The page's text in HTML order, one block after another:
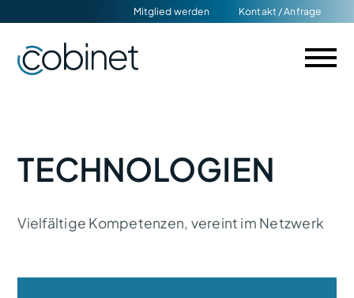
überspringen
Mitglied werden Kontakt / Anfrage
TECHNOLOGIEN
Vielfältige Kompetenzen, vereint im Netzwerk